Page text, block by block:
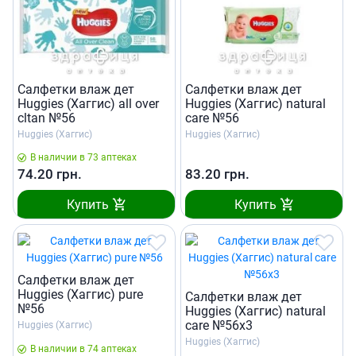
Салфетки влаж дет
Huggies (Хаггис) all over
cltan №56
Huggies (Хаггис)
В наличии в 73 аптеках
74.20 грн.
Купить
Салфетки влаж дет
Huggies (Хаггис) natural
care №56
Huggies (Хаггис)
83.20 грн.
Купить
Салфетки влаж дет
Huggies (Хаггис) pure
№56
Huggies (Хаггис)
В наличии в 74 аптеках
Салфетки влаж дет
Huggies (Хаггис) natural
care №56х3
Huggies (Хаггис)